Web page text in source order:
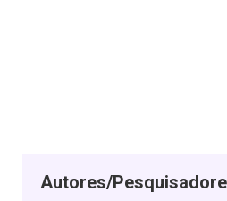
Autores/